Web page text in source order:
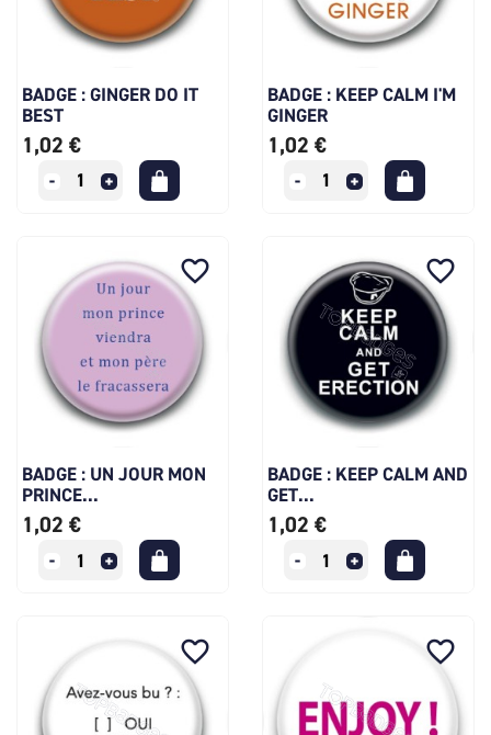
BADGE : GINGER DO IT
BEST
1,02 €
BADGE : KEEP CALM I'M
GINGER
1,02 €
BADGE : UN JOUR MON
PRINCE...
1,02 €
favorite_border
BADGE : KEEP CALM AND
GET...
1,02 €
favorite_border
favorite_border favorite_border